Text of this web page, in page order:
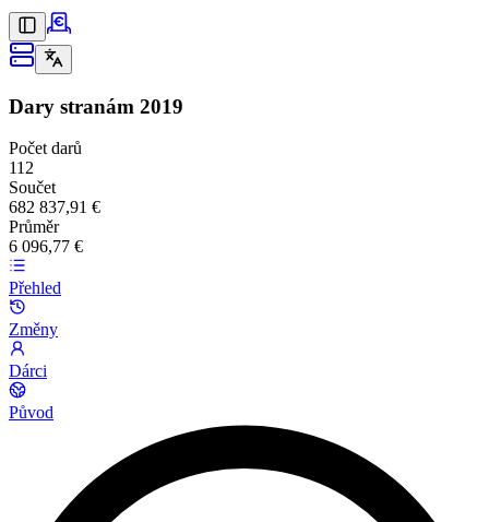
Dary stranám 2019
Počet darů
112
Součet
682 837,91 €
Průměr
6 096,77 €
Přehled
Změny
Dárci
Původ